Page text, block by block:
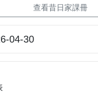
查看昔日家課冊
04-30